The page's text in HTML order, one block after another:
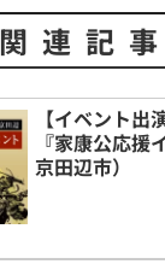
関連記事
【イベント
『家康公応援
京田辺市）